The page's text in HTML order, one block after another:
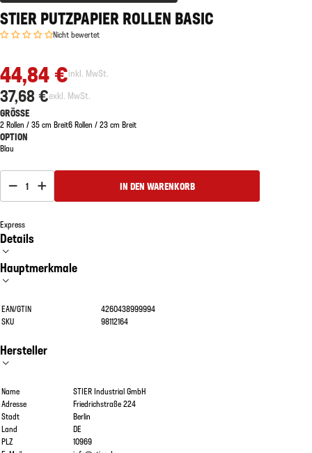
STIER PUTZPAPIER ROLLEN BASIC
Nicht bewertet
44,84 €inkl. MwSt.
37,68 €exkl. MwSt.
GRÖSSE
2 Rollen / 35 cm Breit6 Rollen / 23 cm Breit
OPTION
Blau
1 IN DEN WARENKORB
Express
Details
Hauptmerkmale
EAN/GTIN
4260438999994
SKU
98112164
Hersteller
Name
STIER Industrial GmbH
Adresse
Friedrichstraße 224
Stadt
Berlin
Land
DE
PLZ
10969